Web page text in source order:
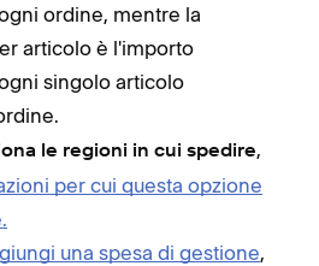
ordine, mentre la
articolo è l'importo
singolo articolo
le regioni in cui spedire,
per cui questa opzione
.
una spesa di gestione,